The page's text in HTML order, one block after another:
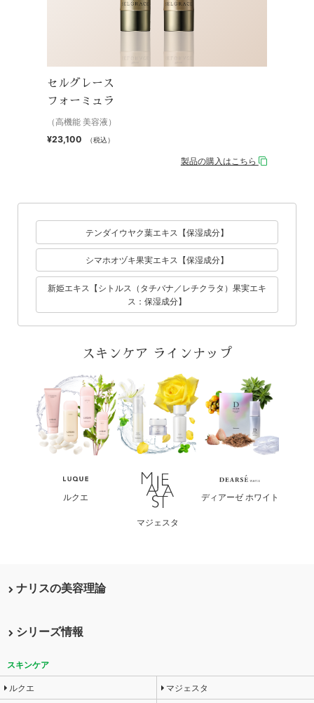
セルグレース
フォーミュラ
（高機能 美容液）
¥23,100
（税込）
製品の購入はこちら
テンダイウヤク葉エキス【保湿成分】
シマホオヅキ果実エキス【保湿成分】
新姫エキス【シトルス（タチバナ／レチクラタ）果実エキ
ス：保湿成分】
スキンケア ラインナップ
ディアーゼ ホワイト ディアーゼ リンクル
ナリスの美容理論
シリーズ情報
スキンケア
ルクエ マジェスタ